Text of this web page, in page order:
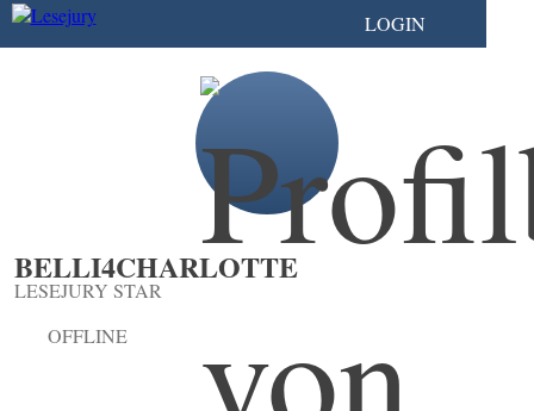
LOGIN
BELLI4CHARLOTTE
LESEJURY STAR
OFFLINE